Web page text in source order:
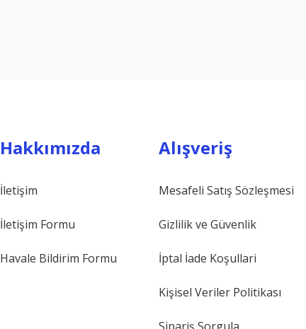
Hakkımızda
İletişim
İletişim Formu
Havale Bildirim Formu
Alışveriş
Mesafeli Satış Sözleşmesi
Gizlilik ve Güvenlik
İptal İade Koşullari
Kişisel Veriler Politikası